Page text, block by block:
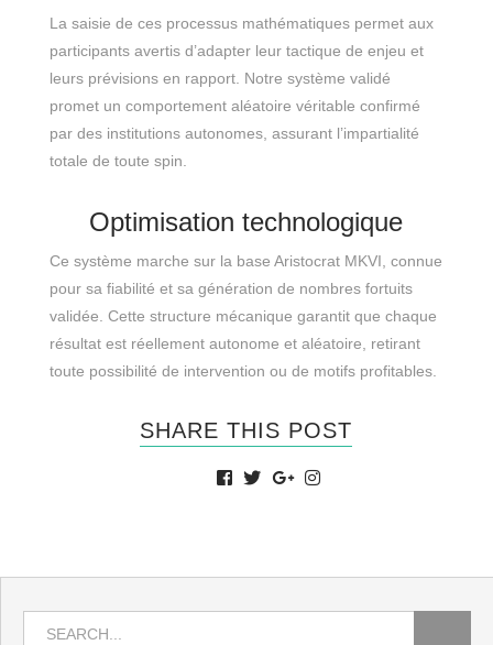
La saisie de ces processus mathématiques permet aux
participants avertis d’adapter leur tactique de enjeu et
leurs prévisions en rapport. Notre système validé
promet un comportement aléatoire véritable confirmé
par des institutions autonomes, assurant l’impartialité
totale de toute spin.
Optimisation technologique
Ce système marche sur la base Aristocrat MKVI, connue
pour sa fiabilité et sa génération de nombres fortuits
validée. Cette structure mécanique garantit que chaque
résultat est réellement autonome et aléatoire, retirant
toute possibilité de intervention ou de motifs profitables.
SHARE THIS POST